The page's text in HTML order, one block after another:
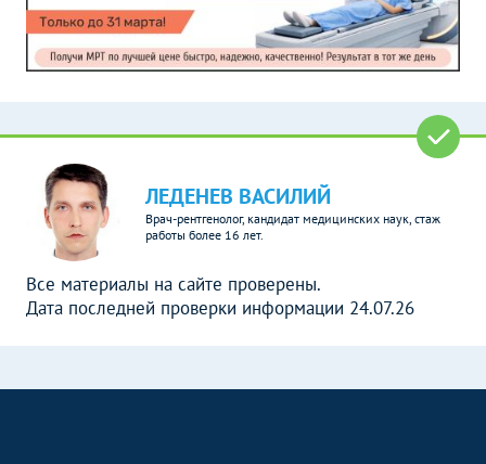
ЛЕДЕНЕВ ВАСИЛИЙ
Врач-рентгенолог, кандидат медицинских наук, стаж
работы более 16 лет.
Все материалы на сайте проверены.
Дата последней проверки информации 24.07.26